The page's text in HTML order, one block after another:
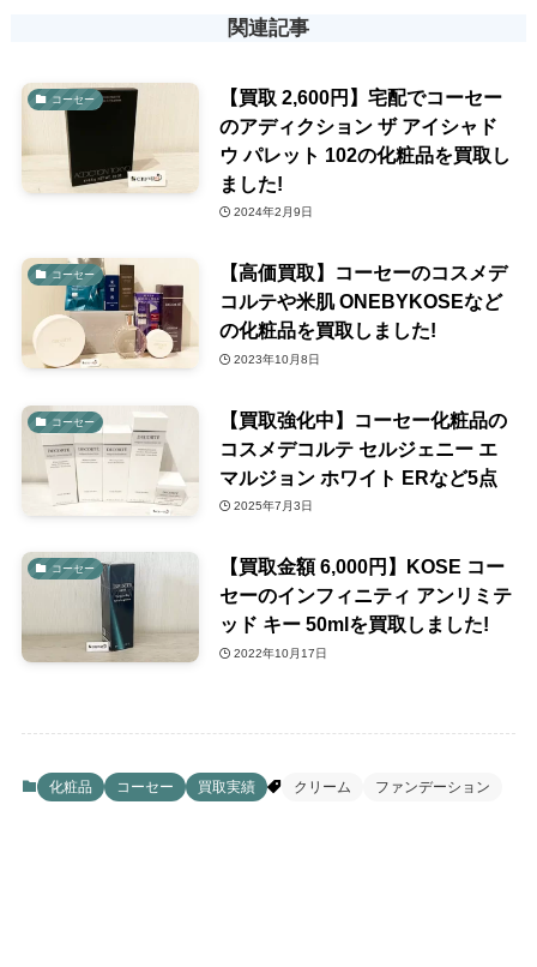
関連記事
コーセー
【買取 2,600円】宅配でコーセー
のアディクション ザ アイシャド
ウ パレット 102の化粧品を買取し
ました!
2024年2月9日
コーセー
【高価買取】コーセーのコスメデ
コルテや米肌 ONEBYKOSEなど
の化粧品を買取しました!
2023年10月8日
コーセー
【買取強化中】コーセー化粧品の
コスメデコルテ セルジェニー エ
マルジョン ホワイト ERなど5点
2025年7月3日
コーセー
【買取金額 6,000円】KOSE コー
セーのインフィニティ アンリミテ
ッド キー 50mlを買取しました!
2022年10月17日
化粧品 コーセー 買取実績 クリーム ファンデーション